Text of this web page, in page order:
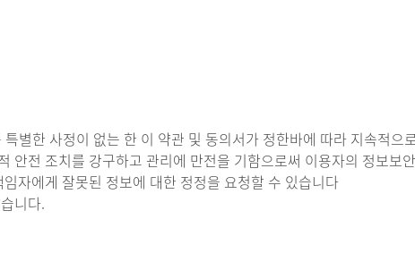
별한 사정이 없는 한 이 약관 및 동의서가 정한바에 따라 지속적으
전 조치를 강구하고 관리에 만전을 기함으로써 이용자의 정보보
자에게 잘못된 정보에 대한 정정을 요청할 수 있습니다
니다.